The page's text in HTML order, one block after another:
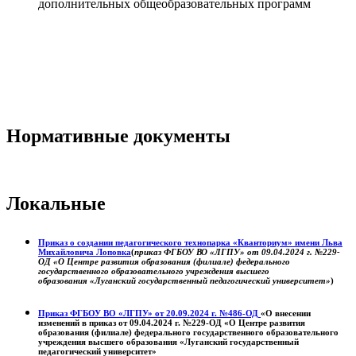
дополнительных общеобразовательных программ
Нормативные документы
Локальные
Приказ о создании педагогического технопарка «Кванториум» имени Льва
Михайловича Лоповка(приказ ФГБОУ ВО «ЛГПУ» от 09.04.2024 г. №229-
ОД «О Центре развития образования (филиале) федерального
государственного образовательного учреждения высшего
образования «Луганский государственный педагогический университет»)
Приказ ФГБОУ ВО «ЛГПУ» от 20.09.2024 г. №486-ОД «О внесении
изменений в приказ от 09.04.2024 г. №229-ОД «О Центре развития
образования (филиале) федерального государственного образовательного
учреждения высшего образования «Луганский государственный
педагогический университет»